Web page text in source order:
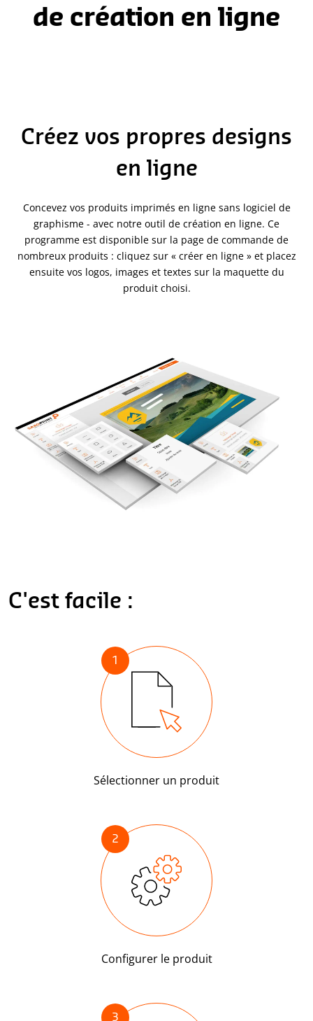
de création en ligne
Créez vos propres designs
en ligne
Concevez vos produits imprimés en ligne sans logiciel de
graphisme - avec notre outil de création en ligne. Ce
programme est disponible sur la page de commande de
nombreux produits : cliquez sur « créer en ligne » et placez
ensuite vos logos, images et textes sur la maquette du
produit choisi.
C'est facile :
1
Sélectionner un produit
2
Configurer le produit
3